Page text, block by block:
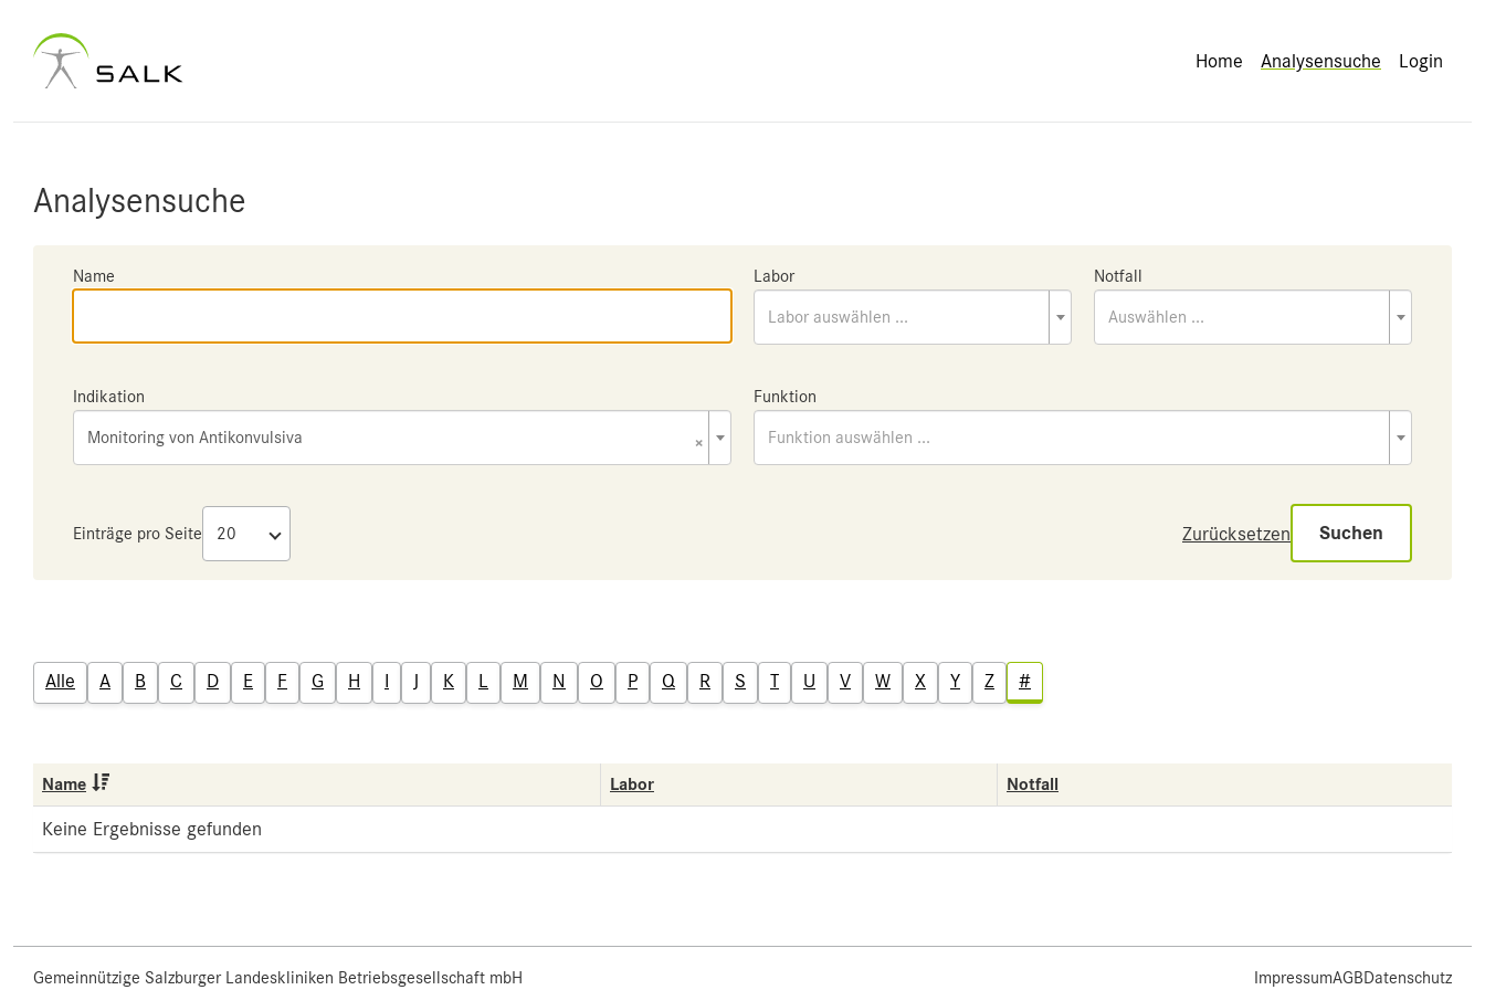
Home Analysensuche Login
Analysensuche
Name Labor
Labor auswählen ...
Notfall
Auswählen ...
Indikation
×
Monitoring von Antikonvulsiva
Funktion
Funktion auswählen ...
Einträge pro Seite Zurücksetzen Suchen
Alle A B C D E F G H I J K L M N O P Q R S T U V W X Y Z #
Name Labor Notfall
Keine Ergebnisse gefunden
Gemeinnützige Salzburger Landeskliniken Betriebsgesellschaft mbH ImpressumAGBDatenschutz